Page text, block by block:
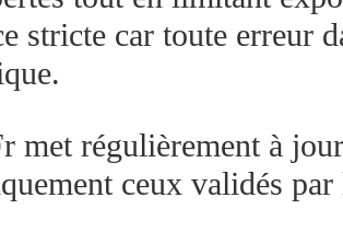
stricte car toute erreur
met régulièrement à
ceux validés par